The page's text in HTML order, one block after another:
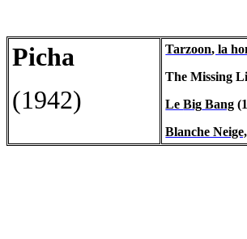
Picha
(1942)
Tarzoon, la
TheMissing
LeBig Bang
Blanche